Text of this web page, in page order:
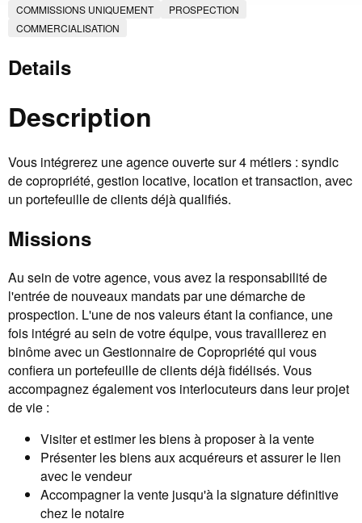
COMMISSIONS UNIQUEMENT
PROSPECTION
COMMERCIALISATION
Details
Description
Vous intégrerez une agence ouverte sur 4 métiers : syndic
de copropriété, gestion locative, location et transaction, avec
un portefeuille de clients déjà qualifiés.
Missions
Au sein de votre agence, vous avez la responsabilité de
l'entrée de nouveaux mandats par une démarche de
prospection. L'une de nos valeurs étant la confiance, une
fois intégré au sein de votre équipe, vous travaillerez en
binôme avec un Gestionnaire de Copropriété qui vous
confiera un portefeuille de clients déjà fidélisés. Vous
accompagnez également vos interlocuteurs dans leur projet
de vie :
Visiter et estimer les biens à proposer à la vente
Présenter les biens aux acquéreurs et assurer le lien
avec le vendeur
Accompagner la vente jusqu'à la signature définitive
chez le notaire